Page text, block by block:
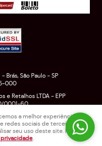
- Brás, São Paulo- SP
000
e Retalhos LTDA - EPP
0001-60
POR
a melhor experiência em
redes sociais de terceiros e
seu uso deste site. Para mais
.